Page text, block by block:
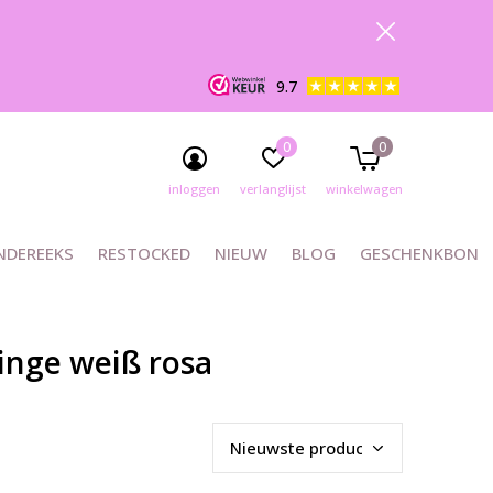
RESTOCKED NIEUW BLOG GESCHENKBON
inloggen verlanglijst
0
winkelwagen
0
9.7
weiß rosa